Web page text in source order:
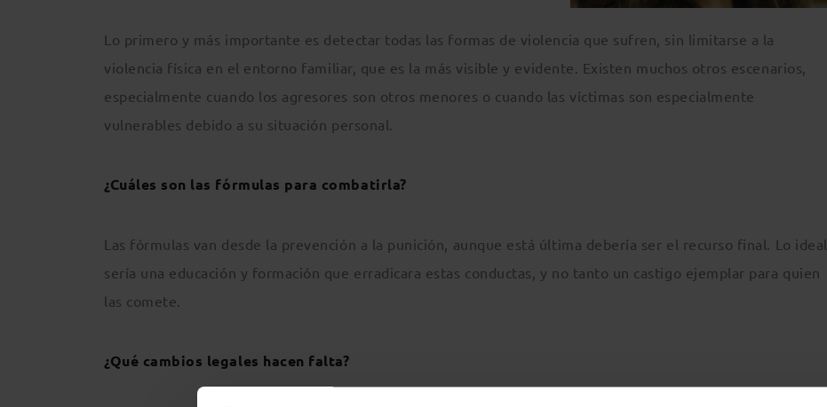
Lo primero y más importante es detectar todas las formas de violencia que sufren, sin limitarse a la
violencia física en el entorno familiar, que es la más visible y evidente. Existen muchos otros escenarios,
especialmente cuando los agresores son otros menores o cuando las víctimas son especialmente
vulnerables debido a su situación personal.
¿Cuáles son las fórmulas para combatirla?
Las fórmulas van desde la prevención a la punición, aunque está última debería ser el recurso final. Lo ideal
sería una educación y formación que erradicara estas conductas, y no tanto un castigo ejemplar para quien
las comete.
¿Qué cambios legales hacen falta?